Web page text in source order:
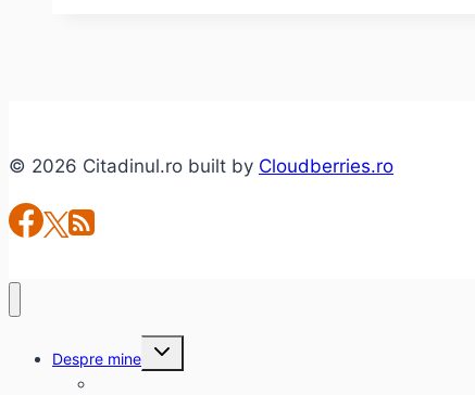
© 2026 Citadinul.ro built by Cloudberries.ro
Despre mine
Toggle